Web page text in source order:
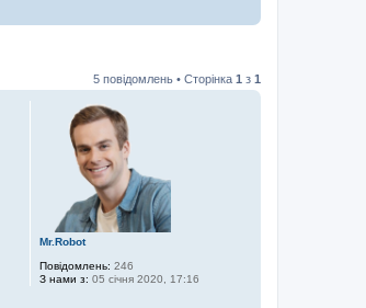
5 повідомлень • Сторінка 1 з 1
Mr.Robot
Повідомлень: 246
З нами з: 05 січня 2020, 17:16